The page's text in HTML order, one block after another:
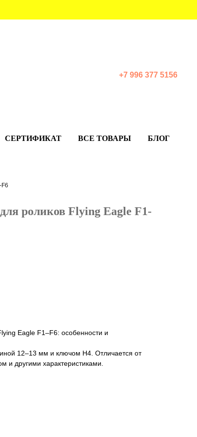
+7 996 377 5156
СЕРТИФИКАТ ВСЕ ТОВАРЫ БЛОГ
роликов Flying Eagle F1-
Eagle F1–F6: особенности и
12–13 мм и ключом H4. Отличается от
и другими характеристиками.